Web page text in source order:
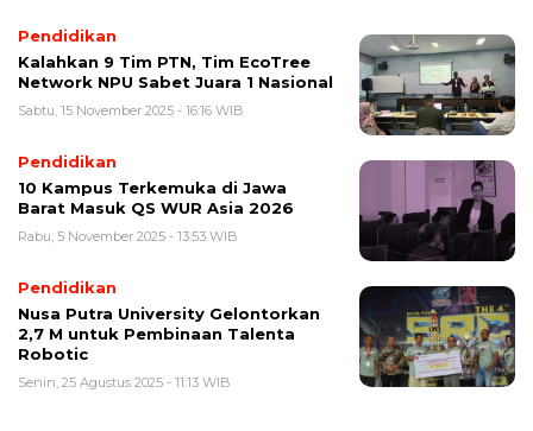
Pendidikan
Kalahkan 9 Tim PTN, Tim EcoTree
Network NPU Sabet Juara 1 Nasional
Sabtu, 15 November 2025 - 16:16 WIB
Pendidikan
10 Kampus Terkemuka di Jawa
Barat Masuk QS WUR Asia 2026
Rabu, 5 November 2025 - 13:53 WIB
Pendidikan
Nusa Putra University Gelontorkan
2,7 M untuk Pembinaan Talenta
Robotic
Senin, 25 Agustus 2025 - 11:13 WIB